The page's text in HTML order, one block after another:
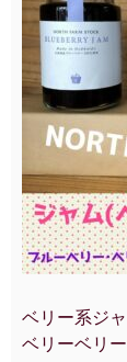
ベリー系ジ
ベリーベリー